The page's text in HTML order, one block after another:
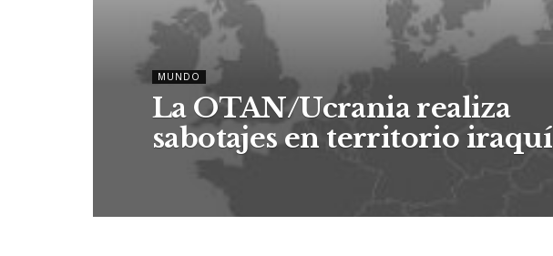
MUNDO
La OTAN/Ucrania realiza
sabotajes en territorio iraquí